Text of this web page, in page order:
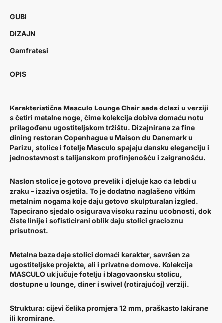
GUBI
DIZAJN
Gamfratesi
OPIS
Karakteristična Masculo Lounge Chair sada dolazi u verziji
s četiri metalne noge, čime kolekcija dobiva domaću notu
prilagođenu ugostiteljskom tržištu. Dizajnirana za fine
dining restoran Copenhague u Maison du Danemark u
Parizu, stolice i fotelje Masculo spajaju dansku eleganciju i
jednostavnost s talijanskom profinjenošću i zaigranošću.
Naslon stolice je gotovo prevelik i djeluje kao da lebdi u
zraku – izaziva osjetila. To je dodatno naglašeno vitkim
metalnim nogama koje daju gotovo skulpturalan izgled.
Tapecirano sjedalo osigurava visoku razinu udobnosti, dok
čiste linije i sofisticirani oblik daju stolici gracioznu
prisutnost.
Metalna baza daje stolici domaći karakter, savršen za
ugostiteljske projekte, ali i privatne domove. Kolekcija
MASCULO uključuje fotelju i blagovaonsku stolicu,
dostupne u lounge, diner i swivel (rotirajućoj) verziji.
Struktura: cijevi čelika promjera 12 mm, praškasto lakirane
ili kromirane.